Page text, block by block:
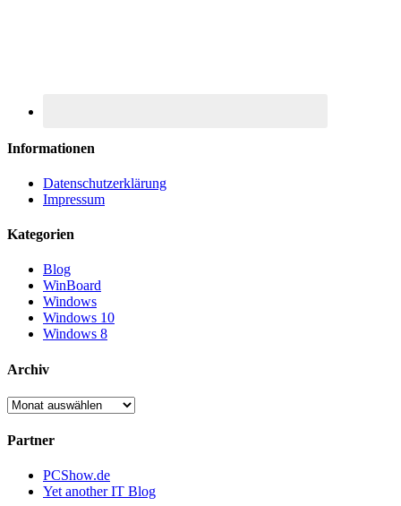
Informationen
Datenschutzerklärung
Impressum
Kategorien
Blog
WinBoard
Windows
Windows 10
Windows 8
Archiv
Archiv
Partner
PCShow.de
Yet another IT Blog